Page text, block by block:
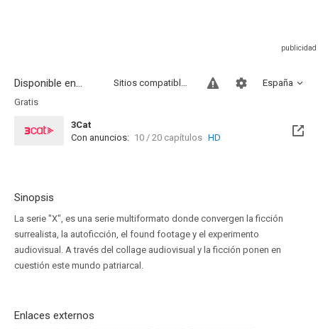
Disponible en... España
Sitios compatibles
Gratis
3Cat
Con anuncios: 10 / 20 capítulos HD
Sinopsis
La serie "X", es una serie multiformato donde convergen la ficción
surrealista, la autoficción, el found footage y el experimento
audiovisual. A través del collage audiovisual y la ficción ponen en
cuestión este mundo patriarcal.
Enlaces externos